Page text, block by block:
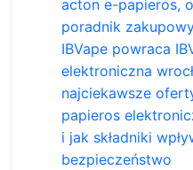
acton e-papieros,
poradnik
IBVape powraca
elektroniczna
najciekawsze
papieros
i jak składniki
bezpieczeństwo